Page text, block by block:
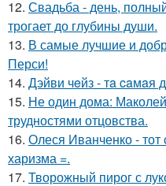
12. Свадьба - день,
трогает до глубины души.
13. В самые лучшие и
Перси!
14. Дэйви чeйз - тa caмaя
15. Не один дома:
трудностями отцовства.
16. Олеся Иванченко - тот
харизма =.
17. Творожный пирог с